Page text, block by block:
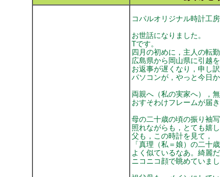
コパルオリジナル時計工
お世話になりました。
Tです。
四月の初めに，主人の転
広島県から岡山県に引越
お返事が遅くなり，申し
パソコンが，やっと今日
両親へ（私の実家へ），
おすそわけフレームが届
母の二十歳の頃の振り袖
照れながらも，とても嬉
父も，この時計を見て，
「真理（私＝娘）の二十
よく似ているなあ。綺麗
ニコニコ顔で眺めていま